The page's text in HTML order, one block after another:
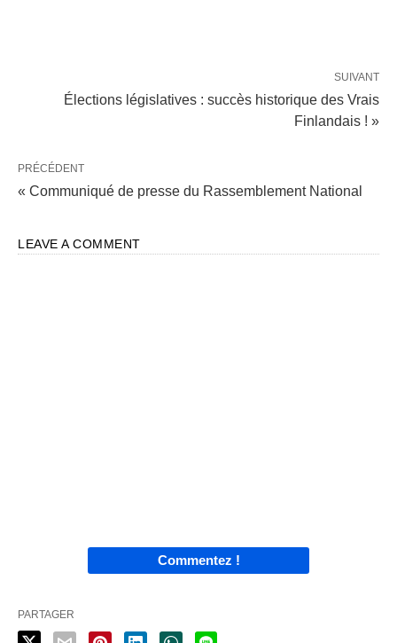
SUIVANT
Élections législatives : succès historique des Vrais
Finlandais ! »
PRÉCÉDENT
« Communiqué de presse du Rassemblement National
LEAVE A COMMENT
Commentez !
PARTAGER